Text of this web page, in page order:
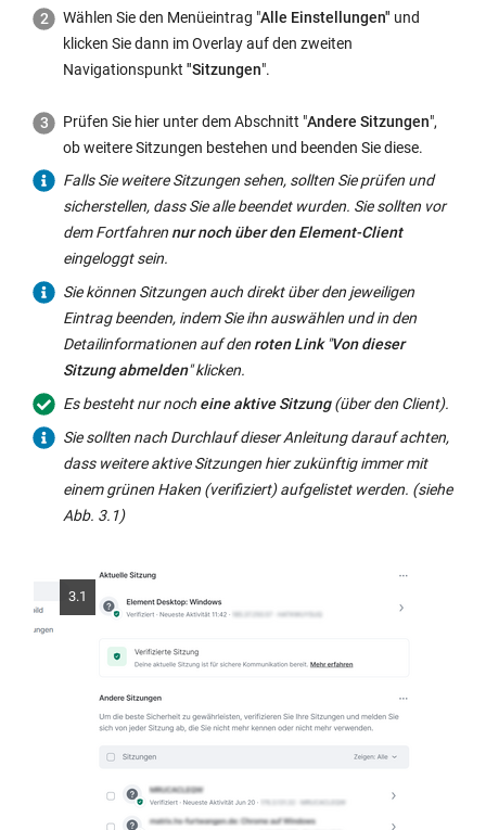
Wählen Sie den Menüeintrag "Alle Einstellungen" und
klicken Sie dann im Overlay auf den zweiten
Navigationspunkt "Sitzungen".
Prüfen Sie hier unter dem Abschnitt "Andere Sitzungen",
ob weitere Sitzungen bestehen und beenden Sie diese.
Falls Sie weitere Sitzungen sehen, sollten Sie prüfen und
sicherstellen, dass Sie alle beendet wurden. Sie sollten vor
dem Fortfahren nur noch über den Element-Client
eingeloggt sein.
Sie können Sitzungen auch direkt über den jeweiligen
Eintrag beenden, indem Sie ihn auswählen und in den
Detailinformationen auf den roten Link"Von dieser
Sitzung abmelden" klicken.
Es besteht nur noch eine aktive Sitzung(über den Client).
Sie sollten nach Durchlauf dieser Anleitung darauf achten,
dass weitere aktive Sitzungen hier zukünftig immer mit
einem grünen Haken (verifiziert) aufgelistet werden. (siehe
Abb. 3.1)
3.1